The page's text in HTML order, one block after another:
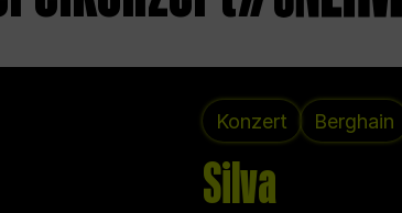
Konzert Berghain
Silva